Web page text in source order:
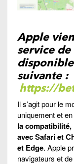
Apple
service
disponible
suivante :
https://
Il s’agit pour le
uniquement et
la
avec Safari et
et Edge. Apple
navigateurs et